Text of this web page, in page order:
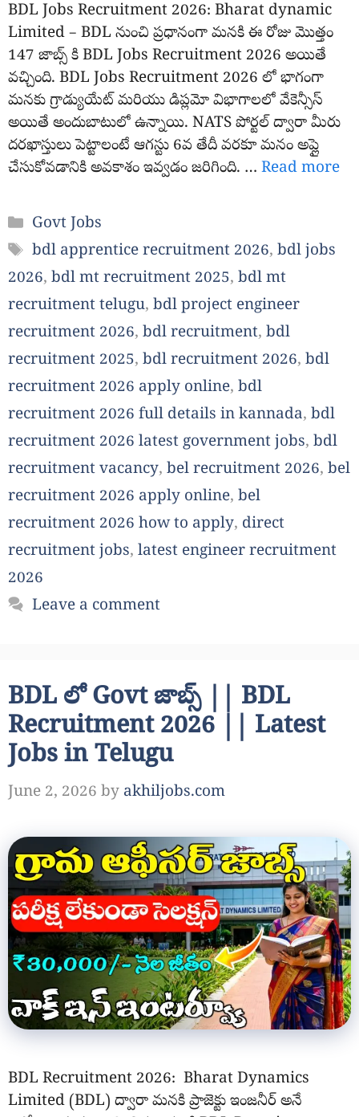
BDL Jobs Recruitment 2026: Bharat dynamic
Limited – BDL నుంచి ప్రధానంగా మనకి ఈ రోజు మొత్తం
147 జాబ్స్ కి BDL Jobs Recruitment 2026 అయితే
వచ్చింది. BDL Jobs Recruitment 2026 లో భాగంగా
మనకు గ్రాడ్యుయేట్ మరియు డిప్లమో విభాగాలలో వేకెన్సీస్
అయితే అందుబాటులో ఉన్నాయి. NATS పోర్టల్ ద్వారా మీరు
దరఖాస్తులు పెట్టాలంటే ఆగస్టు 6వ తేదీ వరకూ మనం అప్లై
చేసుకోవడానికి అవకాశం ఇవ్వడం జరిగింది. … Read more
Categories
Govt Jobs
Tags
bdl apprentice recruitment 2026,bdl jobs
2026, bdl mt recruitment 2025, bdl mt
recruitment telugu, bdl project engineer
recruitment 2026, bdl recruitment, bdl
recruitment 2025, bdl recruitment 2026, bdl
recruitment 2026 apply online, bdl
recruitment 2026 full details in kannada, bdl
recruitment 2026 latest government jobs, bdl
recruitment vacancy, bel recruitment 2026, bel
recruitment 2026 apply online, bel
recruitment 2026 how to apply, direct
recruitment jobs, latest engineer recruitment
2026
Leave a comment
BDL లో Govt జాబ్స్ || BDL
Recruitment 2026 || Latest
Jobs in Telugu
June 2, 2026 by akhiljobs.com
BDL Recruitment 2026: Bharat Dynamics
Limited (BDL) ద్వారా మనకి ప్రాజెక్టు ఇంజనీర్ అనే